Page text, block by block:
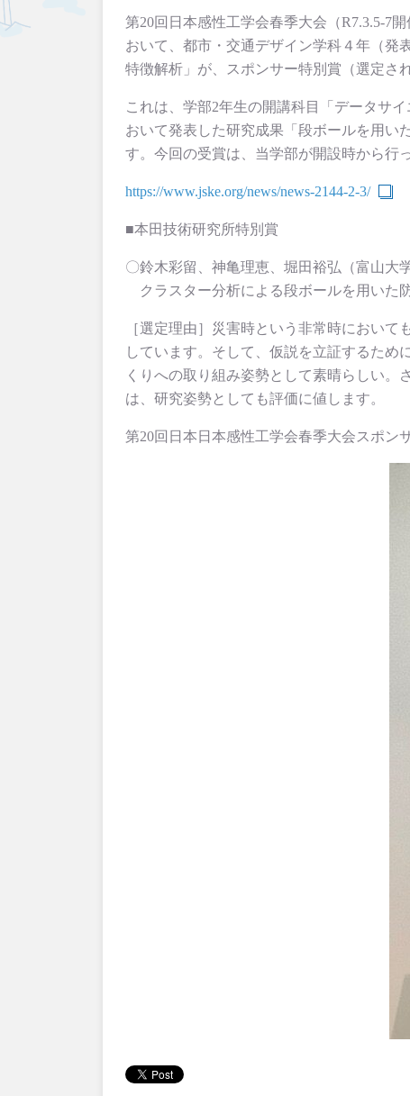
第20回日本感性工学会春季大会（R7.3.5-7
おいて、都市・交通デザイン学科４年（発
特徴解析」が、スポンサー特別賞（選定さ
これは、学部2年生の開講科目「データサ
おいて発表した研究成果「段ボールを用い
す。今回の受賞は、当学部が開設時から行
https://www.jske.org/news/news-2144-2-3/
■本田技術研究所特別賞
〇鈴木彩留、神亀理恵、堀田裕弘（富山大学
クラスター分析による段ボールを用いた
［選定理由］災害時という非常時におい
しています。そして、仮説を立証するた
くりへの取り組み姿勢として素晴らしい
は、研究姿勢としても評価に値します。
第20回日本日本感性工学会春季大会スポン